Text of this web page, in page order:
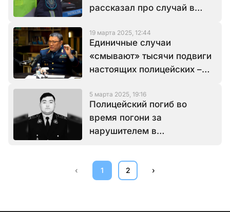
рассказал про случай в
19 марта 2025, 12:44
Единичные случаи
«смывают» тысячи подвиги
настоящих полицейских –
5 марта 2025, 19:16
Полицейский погиб во
время погони за
нарушителем в
‹ 1 2 ›